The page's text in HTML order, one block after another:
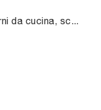
Se sei alla ricerca di tavoli moderni da cucina, scopri i modelli allungabili di Midj: clicca e scopri il modello Blade Allungabile in ceramica.